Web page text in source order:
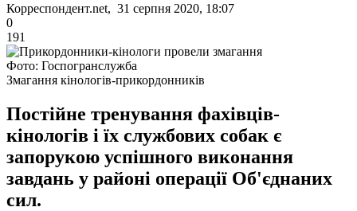
Корреспондент.net, 31 серпня 2020, 18:07
0
191
Фото: Госпогранслужба
Змагання кінологів-прикордонників
Постійне тренування фахівців-
кінологів і їх службових собак є
запорукою успішного виконання
завдань у районі операції Об'єднаних
сил.